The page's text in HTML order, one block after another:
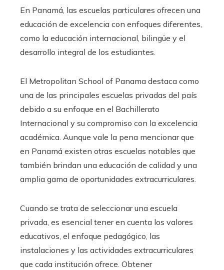
En Panamá, las escuelas particulares ofrecen una
educación de excelencia con enfoques diferentes,
como la educación internacional, bilingüe y el
desarrollo integral de los estudiantes.
El Metropolitan School of Panama destaca como
una de las principales escuelas privadas del país
debido a su enfoque en el Bachillerato
Internacional y su compromiso con la excelencia
académica. Aunque vale la pena mencionar que
en Panamá existen otras escuelas notables que
también brindan una educación de calidad y una
amplia gama de oportunidades extracurriculares.
Cuando se trata de seleccionar una escuela
privada, es esencial tener en cuenta los valores
educativos, el enfoque pedagógico, las
instalaciones y las actividades extracurriculares
que cada institución ofrece. Obtener